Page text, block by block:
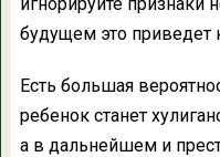
будущем это приведет
Есть большая
ребенок станет
а в дальнейшем и